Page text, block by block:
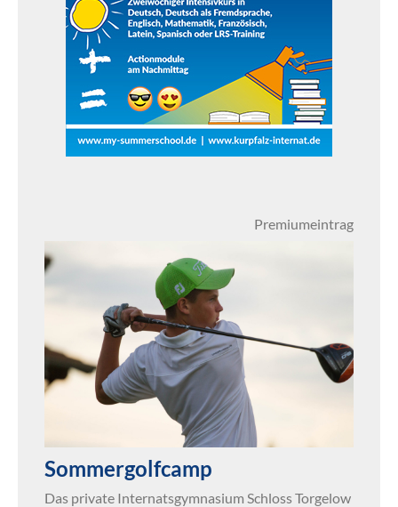
Premiumeintrag
Sommergolfcamp
Das private Internatsgymnasium Schloss Torgelow